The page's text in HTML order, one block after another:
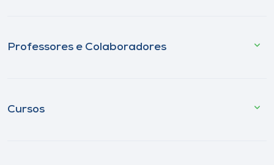
Professores e Colaboradores
Cursos